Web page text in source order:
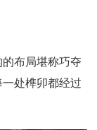
布局堪称巧夺
处榫卯都经过